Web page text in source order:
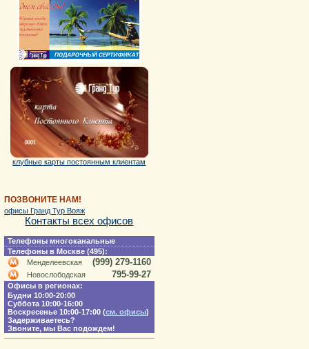
клубные карты постоянным клиентам
ПОЗВОНИТЕ НАМ!
офисы Гранд Тур Вояж
Контакты всех офисов
Телефоны многоканальные
Телефоны в Москве (495):
Менделеевская
(999) 279-1160
Новослободская 795-99-27
Офисы в регионах:
Будни 10:00-20:00
Суббота 10:00-16:00
Воскресенье 10:00-17:00 (см. офисы)
Задерживаетесь?
Звоните, мы Вас подождем!